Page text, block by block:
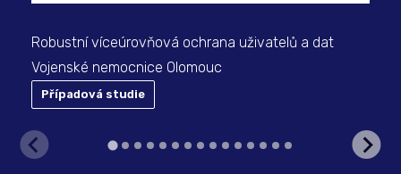
Robustní víceúrovňová ochrana uživatelů a dat
Vojenské nemocnice Olomouc
Případová studie